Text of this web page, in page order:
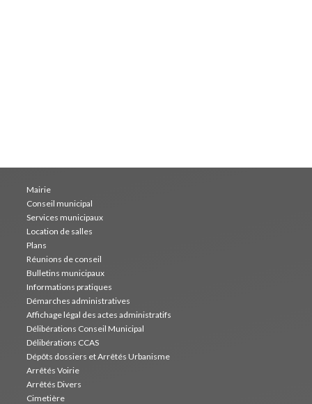
Mairie
Conseil municipal
Services municipaux
Location de salles
Plans
Réunions de conseil
Bulletins municipaux
Informations pratiques
Démarches administratives
Affichage légal des actes administratifs
Délibérations Conseil Municipal
Délibérations CCAS
Dépôts dossiers et Arrêtés Urbanisme
Arrêtés Voirie
Arrêtés Divers
Cimetière